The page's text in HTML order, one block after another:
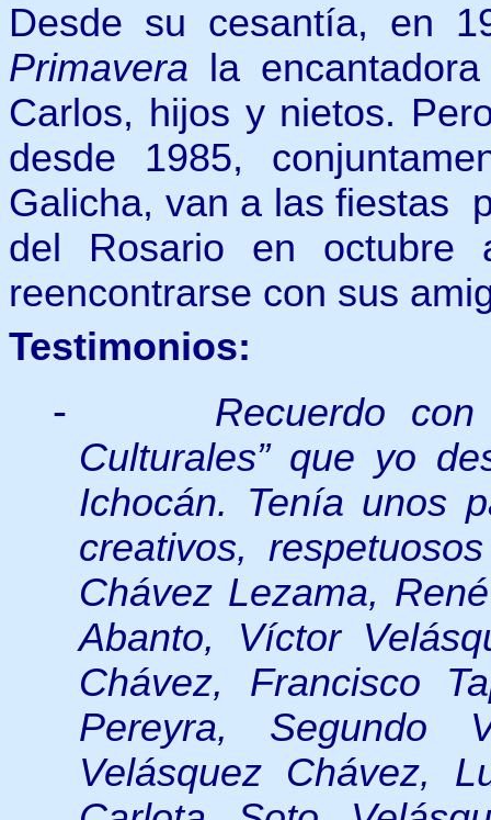
Desde su cesantía, en
Primavera la
Carlos, hijos y nietos.
desde 1985,
Galicha, van a las fiestas
del Rosario en octubre
reencontrarse con sus
Testimonios:
-
Recuerdo
Culturales” que yo
Ichocán. Tenía unos
creativos,
Chávez Lezama,
Abanto, Víctor
Chávez, Francisco
Pereyra, Segundo
Velásquez Chávez,